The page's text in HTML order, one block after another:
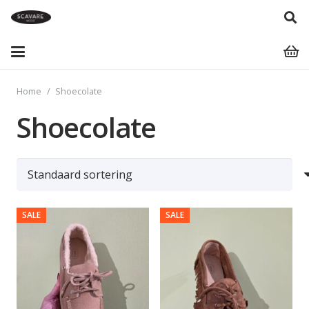
Home / Shoecolate
Shoecolate
SALE SALE